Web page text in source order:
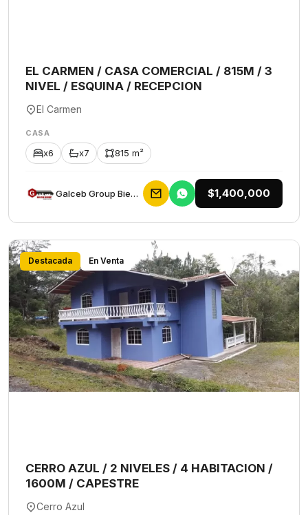
EL CARMEN / CASA COMERCIAL / 815M / 3
NIVEL / ESQUINA / RECEPCION
El Carmen
CASA
x6 x7 815 m²
Galceb Group Bienes Raices $1,400,000
Destacada En Venta
CERRO AZUL / 2 NIVELES / 4 HABITACION /
1600M / CAPESTRE
Cerro Azul